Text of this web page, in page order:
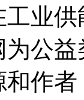
业
为公
作